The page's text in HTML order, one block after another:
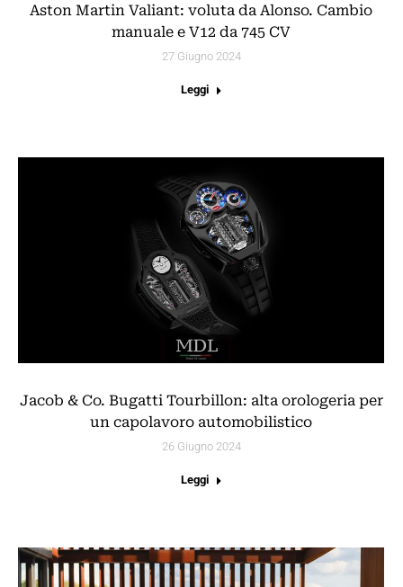
Aston Martin Valiant: voluta da Alonso. Cambio
manuale e V12 da 745 CV
27 Giugno 2024
Leggi
Jacob & Co. Bugatti Tourbillon: alta orologeria per
un capolavoro automobilistico
26 Giugno 2024
Leggi